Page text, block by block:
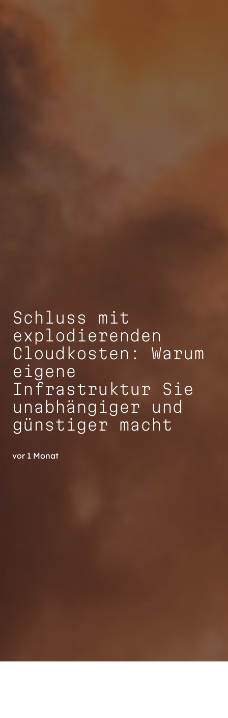
Schluss mit
explodierenden
Cloudkosten: Warum
eigene
Infrastruktur Sie
unabhängiger und
günstiger macht
vor 1 Monat